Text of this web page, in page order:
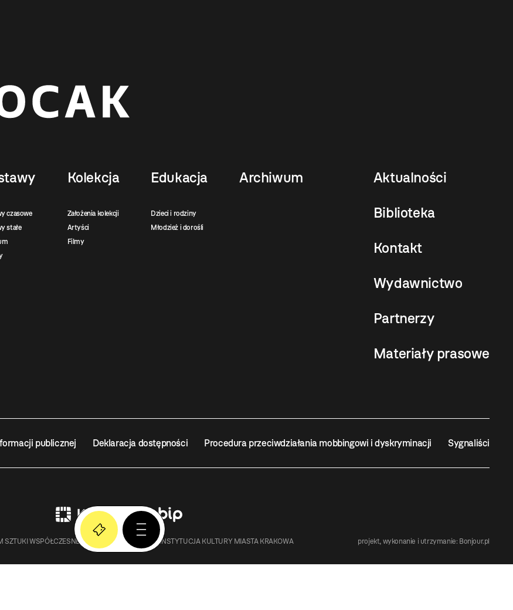
czasowe
stałe
Kolekcja
Założenia kolekcji
Artyści
Filmy
Edukacja
Dzieci i rodziny
Młodzież i dorośli
Archiwum Aktualności
Biblioteka
Kontakt
Wydawnictwo
Partnerzy
Materiały prasowe
publicznej Deklaracja dostępności Procedura przeciwdziałania mobbingowi i dyskryminacji Sygnaliści
SZTUKI WSPÓŁCZESNEJ W KRAKOWIE MOCAK – INSTYTUCJA KULTURY MIASTA KRAKOWA projekt, wykonanie i utrzymanie: Bonjour.pl